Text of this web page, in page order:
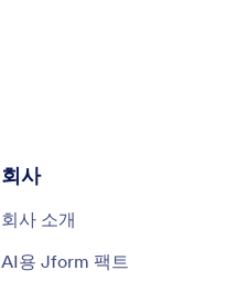
회사
회사 소개
AI용 Jform 팩트